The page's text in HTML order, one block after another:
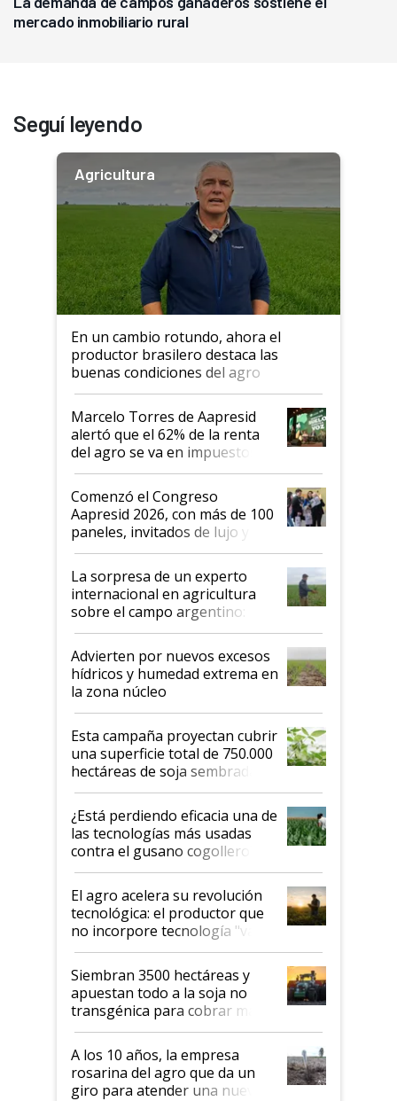
mercado inmobiliario rural
Seguí leyendo
Agricultura
En un cambio rotundo, ahora el
productor brasilero destaca las
buenas condiciones del agro
argentino para invertir: "Los veo
más motivados"
Marcelo Torres de Aapresid
alertó que el 62% de la renta
del agro se va en impuestos:
"No es bueno que en
Argentina se sigan discutiendo
las mismas cosas de hace 50
años"
Comenzó el Congreso
Aapresid 2026, con más de 100
paneles, invitados de lujo y
todas las tendencias
La sorpresa de un experto
internacional en agricultura
sobre el campo argentino:
"Estoy muy impresionado"
Advierten por nuevos excesos
hídricos y humedad extrema en
la zona núcleo
Esta campaña proyectan cubrir
una superficie total de 750.000
hectáreas de soja sembradas
con una nueva generación de
variedades que marcan un
salto tecnológico en genética y
rendimiento
¿Está perdiendo eficacia una de
las tecnologías más usadas
contra el gusano cogollero? El
desafío de una tecnología clave
El agro acelera su revolución
tecnológica: el productor que
no incorpore tecnología "va a
perder el tren"
Siembran 3500 hectáreas y
apuestan todo a la soja no
transgénica para cobrar más
por tonelada: compraron un
semillero
A los 10 años, la empresa
rosarina del agro que da un
giro para atender una nueva